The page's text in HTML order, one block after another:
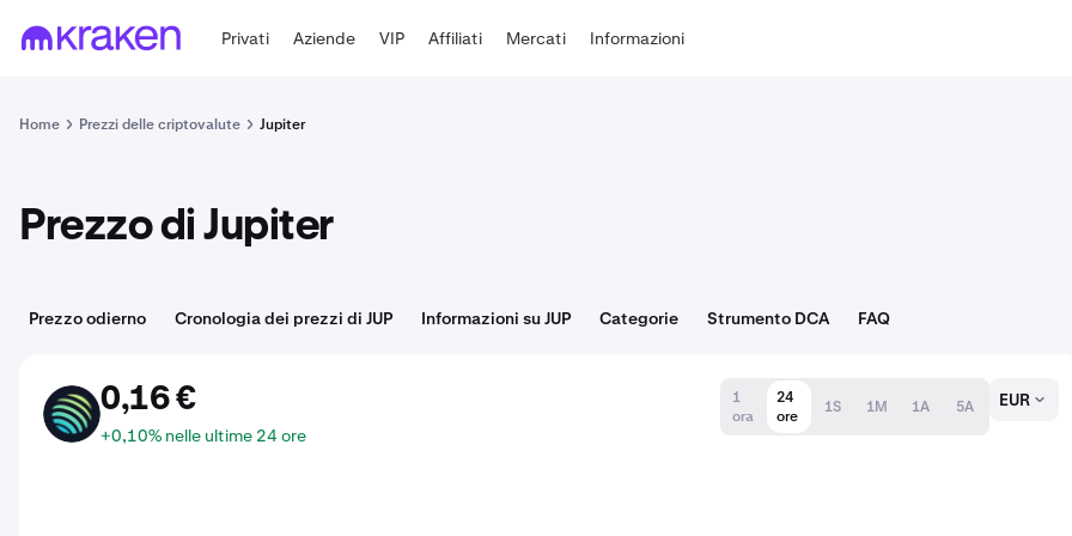
Privati Aziende VIP Affiliati Mercati Informazioni
Home Prezzi delle criptovalute Jupiter
Prezzo di Jupiter
Prezzo odierno Cronologia dei prezzi di JUP Informazioni su JUP Categorie Strumento DCA FAQ
JUP 0,16 €
+0,10% nelle ultime 24 ore
1
ora
24
ore
1S 1M 1A 5A EUR